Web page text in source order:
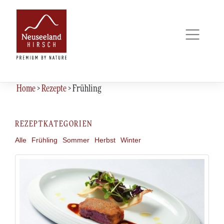
content
Home> Rezepte> Frühling
REZEPTKATEGORIEN
Alle
Frühling Sommer Herbst Winter